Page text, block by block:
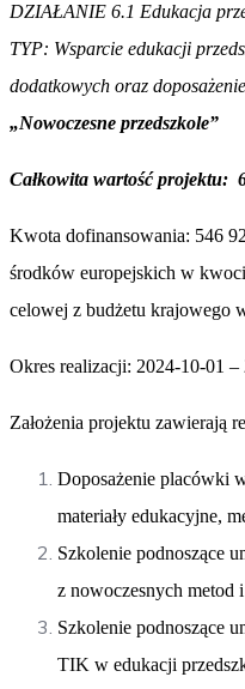
DZIAŁANIE 6.1 Edukacja
TYP: Wsparcie edukacji
dodatkowych oraz doposażenie
„Nowoczesne przedszkole”
Całkowita wartość projektu:
Kwota dofinansowania: 546
środków europejskich w
celowej z budżetu krajowego
Okres realizacji: 2024-10-01 –
Założenia projektu zawierają
Doposażenie placówki
materiały edukacyjne,
Szkolenie podnoszące
z nowoczesnych metod
Szkolenie podnoszące
TIK w edukacji